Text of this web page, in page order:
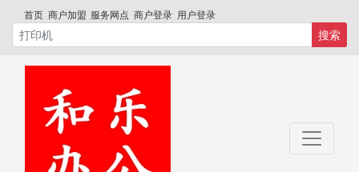
首页 商户加盟 服务网点 商户登录 用户登录
搜索